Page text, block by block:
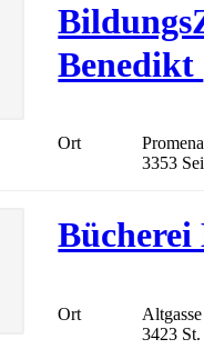
Benedikt
Ort
3353
Bücherei
Ort
3423